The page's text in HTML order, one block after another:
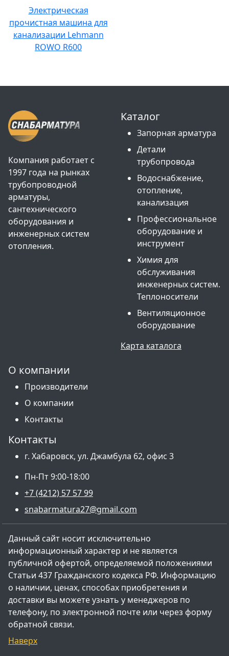
Электрическая
прочистная машина для
канализации Lehmann
ROWO R600
Компания работает с
1997 года на рынках
трубопроводной
арматуры,
сантехнического
оборудования и
инженерных систем
отопления.
Каталог
Запорная арматура
Детали
трубопровода
Водоснабжение,
отопление,
канализация
Профессиональное
оборудование и
инструмент
Химия для
обслуживания
инженерных систем.
Теплоносители
Вентиляционное
оборудование
Карта каталога
О компании
Производители
О компании
Контакты
Контакты
г. Хабаровск, ул. Джамбула 62, офис 3
Пн-Пт 9:00-18:00
+7 (4212) 57 57 99
snabarmatura27@gmail.com
Данный сайт носит исключительно
информационный характер и не является
публичной офертой, определяемой положениями
Статьи 437 Гражданского кодекса РФ. Информацию
о наличии, ценах, способах приобретения и
доставки вы можете узнать у менеджеров по
телефону, по электронной почте или через форму
обратной связи.
Наверх